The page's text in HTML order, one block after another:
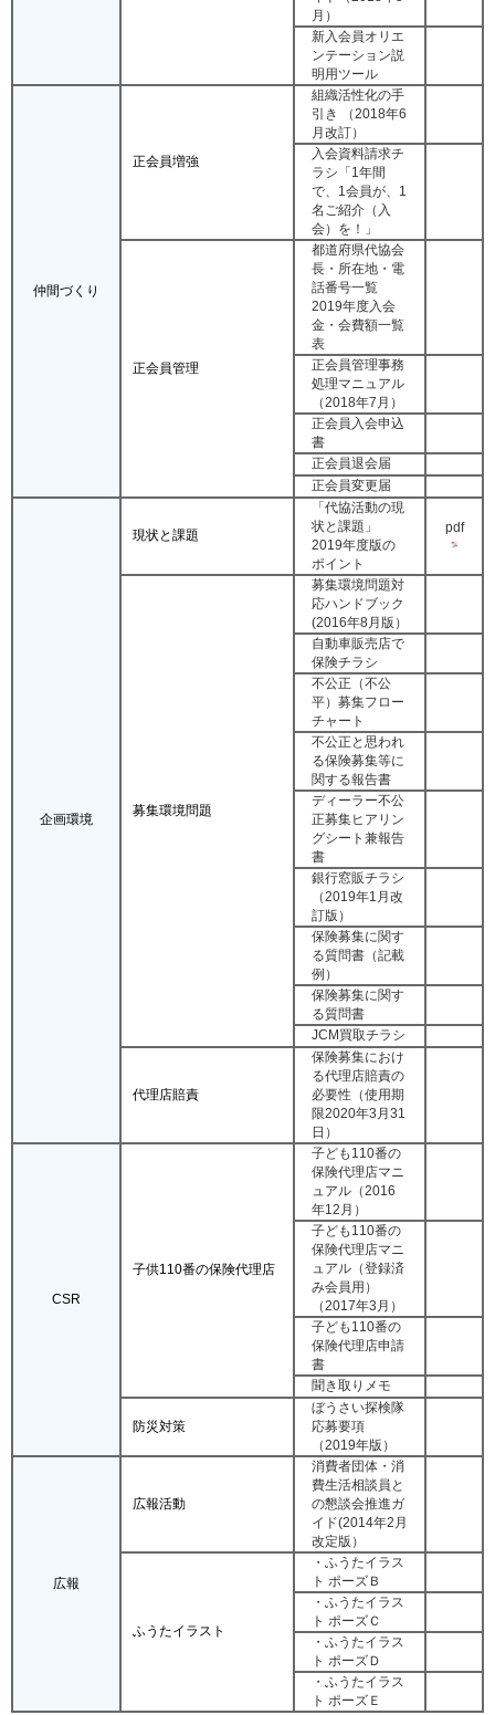
月）
新入会員オリエ
ンテーション説
明用ツール
仲間づくり
正会員増強
組織活性化の手
引き （2018年6
月改訂）
入会資料請求チ
ラシ「1年間
で、1会員が、1
名ご紹介（入
会）を！」
正会員管理
都道府県代協会
長・所在地・電
話番号一覧
2019年度入会
金・会費額一覧
表
正会員管理事務
処理マニュアル
（2018年7月）
正会員入会申込
書
正会員退会届
正会員変更届
企画環境
現状と課題
「代協活動の現
状と課題」
2019年度版の
ポイント
pdf
募集環境問題
募集環境問題対
応ハンドブック
(2016年8月版）
自動車販売店で
保険チラシ
不公正（不公
平）募集フロー
チャート
不公正と思われ
る保険募集等に
関する報告書
ディーラー不公
正募集ヒアリン
グシート兼報告
書
銀行窓販チラシ
（2019年1月改
訂版）
保険募集に関す
る質問書（記載
例）
保険募集に関す
る質問書
JCM買取チラシ
代理店賠責
保険募集におけ
る代理店賠責の
必要性（使用期
限2020年3月31
日）
CSR
子供110番の保険代理店
子ども110番の
保険代理店マニ
ュアル（2016
年12月）
子ども110番の
保険代理店マニ
ュアル（登録済
み会員用）
（2017年3月）
子ども110番の
保険代理店申請
書
聞き取りメモ
防災対策
ぼうさい探検隊
応募要項
（2019年版）
広報
広報活動
消費者団体・消
費生活相談員と
の懇談会推進ガ
イド(2014年2月
改定版）
ふうたイラスト
・ふうたイラス
ト ポーズＢ
・ふうたイラス
ト ポーズＣ
・ふうたイラス
ト ポーズＤ
・ふうたイラス
ト ポーズＥ